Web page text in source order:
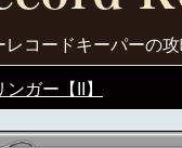
コードキーパーの
ガー【II】